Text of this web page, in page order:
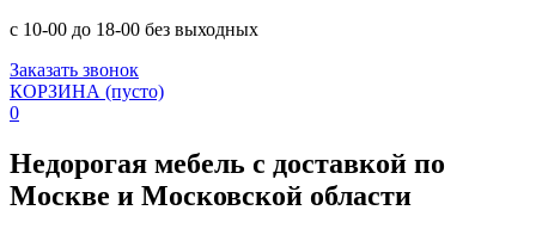
с 10-00 до 18-00 без выходных
Заказать звонок
КОРЗИНА (пусто)
0
Недорогая мебель с доставкой по
Москве и Московской области